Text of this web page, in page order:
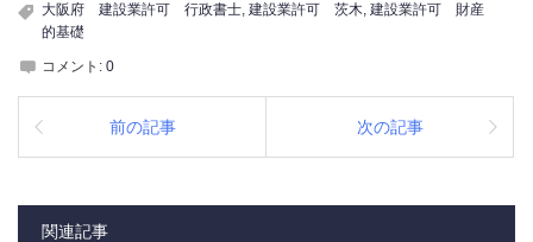
大阪府 建設業許可 行政書士, 建設業許可 茨木, 建設業許可 財産
的基礎
コメント: 0
前の記事 次の記事
関連記事